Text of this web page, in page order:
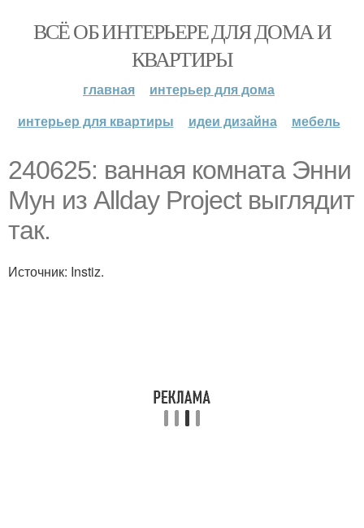
ВСЁ ОБ ИНТЕРЬЕРЕ ДЛЯ ДОМА И
КВАРТИРЫ
главная
интерьер для дома
интерьер для квартиры
идеи дизайна мебель
240625: ванная комната Энни
Мун из Allday Project выглядит
так.
Источник: Instiz.